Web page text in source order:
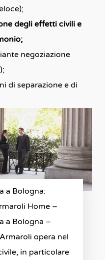
degli effetti civili e
negoziazione
di separazione e di
a Bologna:
Home –
a Bologna –
opera nel
in particolare